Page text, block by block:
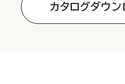
カタログダウン